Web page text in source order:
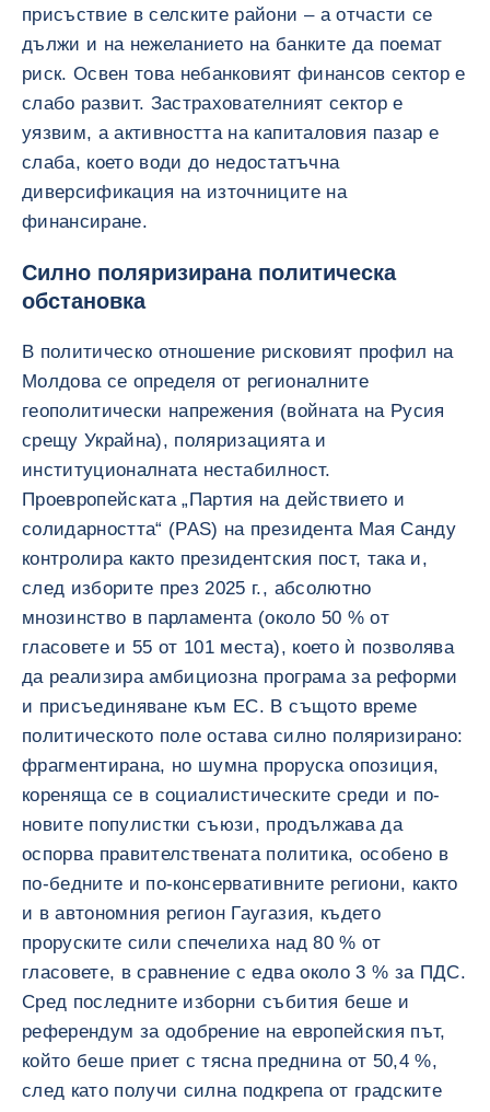
присъствие в селските райони – а отчасти се
дължи и на нежеланието на банките да поемат
риск. Освен това небанковият финансов сектор е
слабо развит. Застрахователният сектор е
уязвим, а активността на капиталовия пазар е
слаба, което води до недостатъчна
диверсификация на източниците на
финансиране.
Силно поляризирана политическа
обстановка
В политическо отношение рисковият профил на
Молдова се определя от регионалните
геополитически напрежения (войната на Русия
срещу Украйна), поляризацията и
институционалната нестабилност.
Проевропейската „Партия на действието и
солидарността“ (PAS) на президента Мая Санду
контролира както президентския пост, така и,
след изборите през 2025 г., абсолютно
мнозинство в парламента (около 50 % от
гласовете и 55 от 101 места), което ѝ позволява
да реализира амбициозна програма за реформи
и присъединяване към ЕС. В същото време
политическото поле остава силно поляризирано:
фрагментирана, но шумна проруска опозиция,
кореняща се в социалистическите среди и по-
новите популистки съюзи, продължава да
оспорва правителствената политика, особено в
по-бедните и по-консервативните региони, както
и в автономния регион Гаугазия, където
проруските сили спечелиха над 80 % от
гласовете, в сравнение с едва около 3 % за ПДС.
Сред последните изборни събития беше и
референдум за одобрение на европейския път,
който беше приет с тясна преднина от 50,4 %,
след като получи силна подкрепа от градските